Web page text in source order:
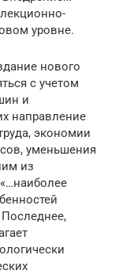
уровне.
нового
с учетом
и
направление
экономии
уменьшения
из